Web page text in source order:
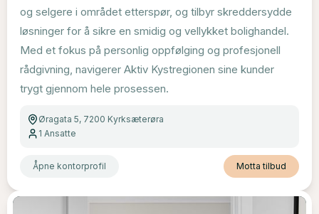
og selgere i området etterspør, og tilbyr skreddersydde
løsninger for å sikre en smidig og vellykket bolighandel.
Med et fokus på personlig oppfølging og profesjonell
rådgivning, navigerer Aktiv Kystregionen sine kunder
trygt gjennom hele prosessen.
Øragata 5, 7200 Kyrksæterøra
1 Ansatte
Åpne kontorprofil Motta tilbud